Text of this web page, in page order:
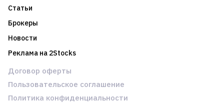
Статьи
Брокеры
Новости
Реклама на 2Stocks
Договор оферты
Пользовательское соглашение
Политика конфиденциальности